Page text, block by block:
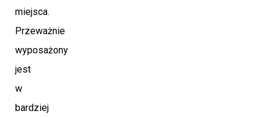
miejsca.
Przeważnie
wyposażony
jest
w
bardziej